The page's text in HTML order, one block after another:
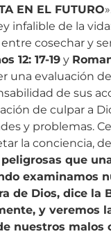
EN EL FUTURO
infalible de la
cosechar y
12: 17-19 y
una evaluación
de sus
de culpar a
y problemas.
la conciencia,
que
examinamos
de Dios, dice la
y veremos
nuestros malos